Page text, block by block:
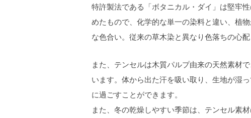
特許製法である「ボタニカル・ダイ」は堅牢
めたもので、化学的な単一の染料と違い、植
な色合い。従来の草木染と異なり色落ちの心
また、テンセルは木質パルプ由来の天然素材
います。体から出た汗を吸い取り、生地が湿
に過ごすことができます。
また、冬の乾燥しやすい季節は、テンセル素